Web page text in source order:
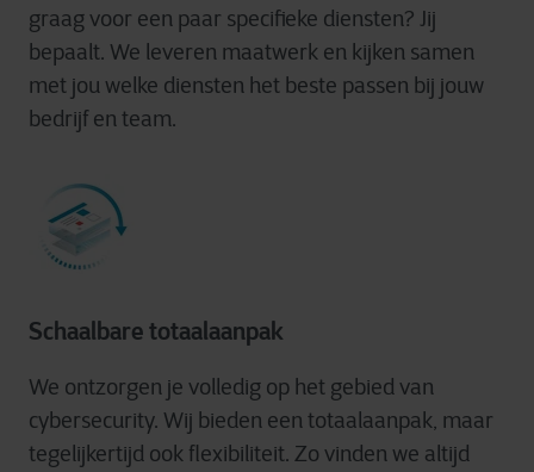
graag voor een paar specifieke diensten? Jij
bepaalt. We leveren maatwerk en kijken samen
met jou welke diensten het beste passen bij jouw
bedrijf en team.
Schaalbare totaalaanpak
We ontzorgen je volledig op het gebied van
cybersecurity. Wij bieden een totaalaanpak, maar
tegelijkertijd ook flexibiliteit. Zo vinden we altijd